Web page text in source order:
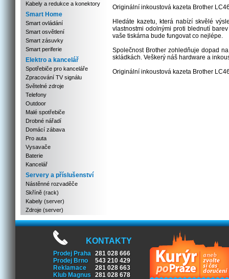
Kabely a redukce a konektory
Smart Home
Smart ovládání
Smart osvětlení
Smart zásuvky
Smart periferie
Elektro a kancelář
Spotřebiče pro kanceláře
Zpracování TV signálu
Světelné zdroje
Telefony
Outdoor
Malé spotřebiče
Drobné nářadí
Domácí zábava
Pro auta
Vysavače
Baterie
Kancelář
Servery a příslušenství
Nástěnné rozvaděče
Skříně (rack)
Kabely (server)
Zdroje (server)
Originální inkoustová kazeta Brother
Hledáte kazetu, která nabízí skvělé
vlastnostmi odolnými proti blednutí
vaše tiskárna bude fungovat co nejlépe.
Společnost Brother zohledňuje dopad
skládkách. Veškerý náš hardware a
Originální inkoustová kazeta Brother
KONTAKTY
Prodej Praha 281 028 666
Prodej Brno
543 210 429
Reklamace
281 028 663
Klub Magnus
281 028 678